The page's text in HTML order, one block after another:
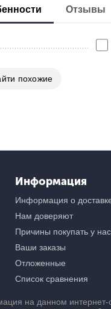
Отзывы
похожие
Информация
Информация о
Нам доверяют
Причины покупать у нас
Ваши заказы
Отложенные
Список сравнения
на данном интернет-